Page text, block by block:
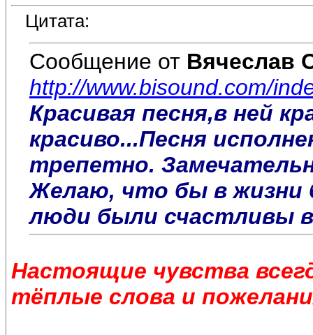
Цитата:
Сообщение от Вячеслав
http://www.bisound.com/
Красивая песня,в ней
красиво...Песня
трепетно.
Желаю, что бы в жизни
люди были счастливы
Настоящие чувства
тёплые слова и